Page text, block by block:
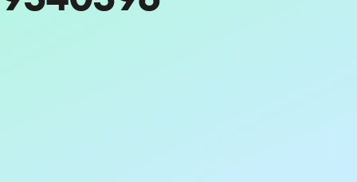
New Zealand